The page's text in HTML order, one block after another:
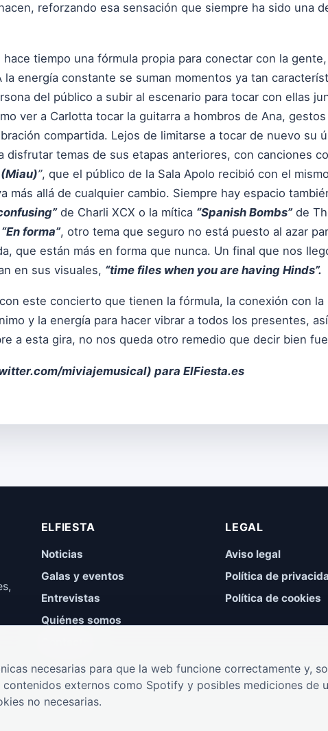
reforzando esa sensación que siempre ha sido una
tiempo una fórmula propia para conectar con la
la energía constante se suman momentos ya tan
del público a subir al escenario para tocar con ellas
ver a Carlotta tocar la guitarra a hombros de Ana,
compartida. Lejos de limitarse a tocar de nuevo su
disfrutar temas de sus etapas anteriores, con canciones
”, que el público de la Sala Apolo recibió con el
más allá de cualquier cambio. Siempre hay espacio
de Charli XCX o la mítica “Spanish Bombs”de
“En forma”, otro tema que seguro no está puesto al azar
que están más en forma que nunca. Un final que nos
en sus visuales, “time files when you are having Hinds”.
este concierto que tienen la fórmula, la conexión con
y la energía para hacer vibrar a todos los presentes,
a esta gira, no nos queda otro remedio que decir bien
miviajemusical) para ElFiesta.es
ELFIESTA
Noticias
Galas y eventos
Entrevistas
Quiénes somos
LEGAL
Aviso legal
Política de
Política de cookies
necesarias para que la web funcione correctamente y,
externos como Spotify y posibles mediciones de
no necesarias.